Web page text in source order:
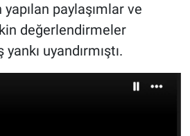
paylaşımlar ve
değerlendirmeler
uyandırmıştı.